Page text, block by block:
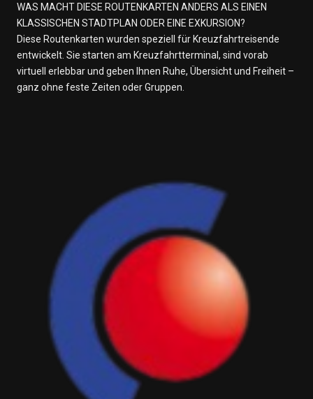
WAS MACHT DIESE ROUTENKARTEN ANDERS ALS EINEN
KLASSISCHEN STADTPLAN ODER EINE EXKURSION?
Diese Routenkarten wurden speziell für Kreuzfahrtreisende
entwickelt. Sie starten am Kreuzfahrtterminal, sind vorab
virtuell erlebbar und geben Ihnen Ruhe, Übersicht und Freiheit –
ganz ohne feste Zeiten oder Gruppen.